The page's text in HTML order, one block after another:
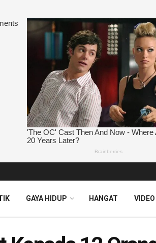
GAYA HIDUP HANGAT